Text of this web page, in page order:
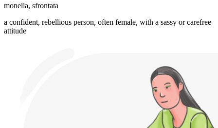
monella, sfrontata
a confident, rebellious person, often female, with a sassy or carefree
attitude